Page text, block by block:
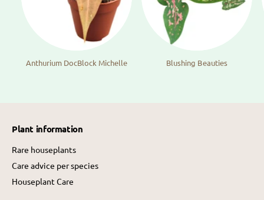
Anthurium DocBlock Michelle Blushing Beauties
Plant information
Rare houseplants
Care advice per species
Houseplant Care